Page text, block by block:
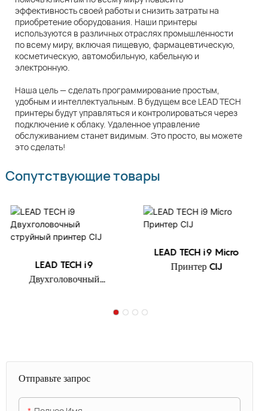
эффективность своей работы и снизить затраты на
приобретение оборудования. Наши принтеры
используются в различных отраслях промышленности
по всему миру, включая пищевую, фармацевтическую,
косметическую, автомобильную, кабельную и
электронную.
Наша цель — сделать программирование простым,
удобным и интеллектуальным. В будущем все LEAD TECH
принтеры будут управляться и контролироваться через
подключение к облаку. Удаленное управление
обслуживанием станет видимым. Это просто, вы можете
это сделать!
Сопутствующие товары
LEAD TECH i9
Двухголовочный
LEAD TECH i9 Micro
Принтер CIJ
Отправьте запрос